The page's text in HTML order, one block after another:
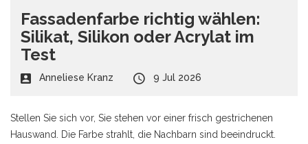
Fassadenfarbe richtig wählen:
Silikat, Silikon oder Acrylat im
Test
Anneliese Kranz 9 Jul 2026
Stellen Sie sich vor, Sie stehen vor einer frisch gestrichenen
Hauswand. Die Farbe strahlt, die Nachbarn sind beeindruckt.